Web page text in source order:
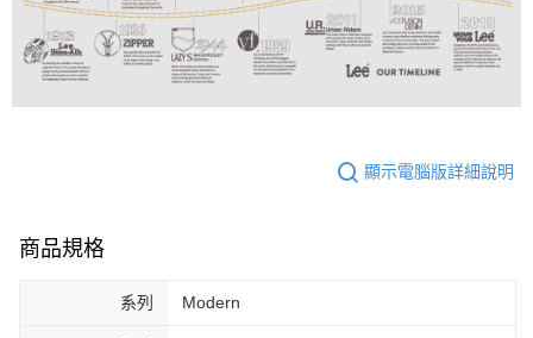
顯示電腦版詳細說明
商品規格
系列 Modern